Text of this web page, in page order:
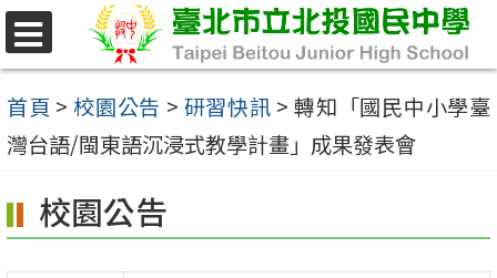
跳
至
主
要
容
區
首頁 > 校園公告 > 研習快訊 > 轉知「國民中小學臺
灣台語/閩東語沉浸式教學計畫」成果發表會
校園公告
選
單